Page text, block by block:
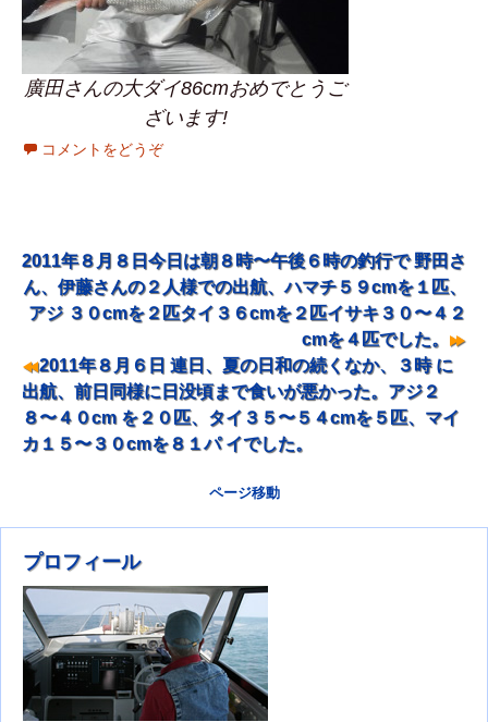
廣田さんの大ダイ86cmおめでとうご
ざいます!
コメントをどうぞ
ナビゲーション
2011年８月８日今日は朝８時〜午後６時の釣行で 野田さ
ん、伊藤さんの２人様での出航、ハマチ５９cmを１匹、
アジ ３０cmを２匹タイ３６cmを２匹イサキ３０〜４２
cmを４匹でした。
2011年８月６日 連日、夏の日和の続くなか、３時 に
出航、前日同様に日没頃まで食いが悪かった。アジ２
８〜４０cm を２０匹、タイ３５〜５４cmを５匹、マイ
カ１５〜３０cmを８１パ イでした。
ページ移動
プロフィール